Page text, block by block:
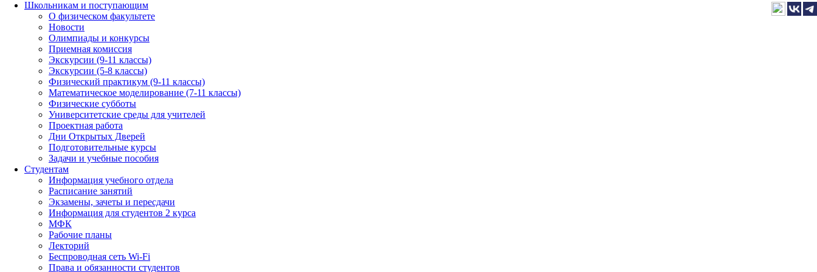
Школьникам и поступающим
О физическом факультете
Новости
Олимпиады и конкурсы
Приемная комиссия
Экскурсии (9-11 классы)
Экскурсии (5-8 классы)
Физический практикум (9-11 классы)
Математическое моделирование (7-11 классы)
Физические субботы
Университетские среды для учителей
Проектная работа
Дни Открытых Дверей
Подготовительные курсы
Задачи и учебные пособия
Студентам
Информация учебного отдела
Расписание занятий
Экзамены, зачеты и пересдачи
Информация для студентов 2 курса
МФК
Рабочие планы
Лекторий
Беспроводная сеть Wi-Fi
Права и обязанности студентов